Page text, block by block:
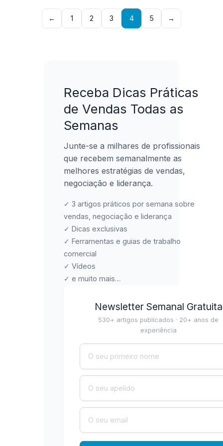
cada
oportunidade.
← 1 2 3 4 5 →
Receba Dicas Práticas
de Vendas Todas as
Semanas
Junte-se a milhares de profissionais
que recebem semanalmente as
melhores estratégias de vendas,
negociação e liderança.
✓ 3 artigos práticos por semana sobre
vendas, negociação e liderança
✓ Dicas exclusivas
✓ Ferramentas e guias de trabalho
comercial
✓ Vídeos
✓ e muito mais…
Newsletter Semanal Gratuita
530+ artigos publicados · 20+ anos de
experiência